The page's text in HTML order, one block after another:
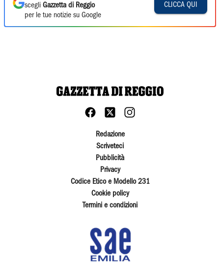
scegli Gazzetta di Reggio
per le tue notizie su Google
CLICCA QUI
Redazione
Scriveteci
Pubblicità
Privacy
Codice Etico e Modello 231
Cookie policy
Termini e condizioni